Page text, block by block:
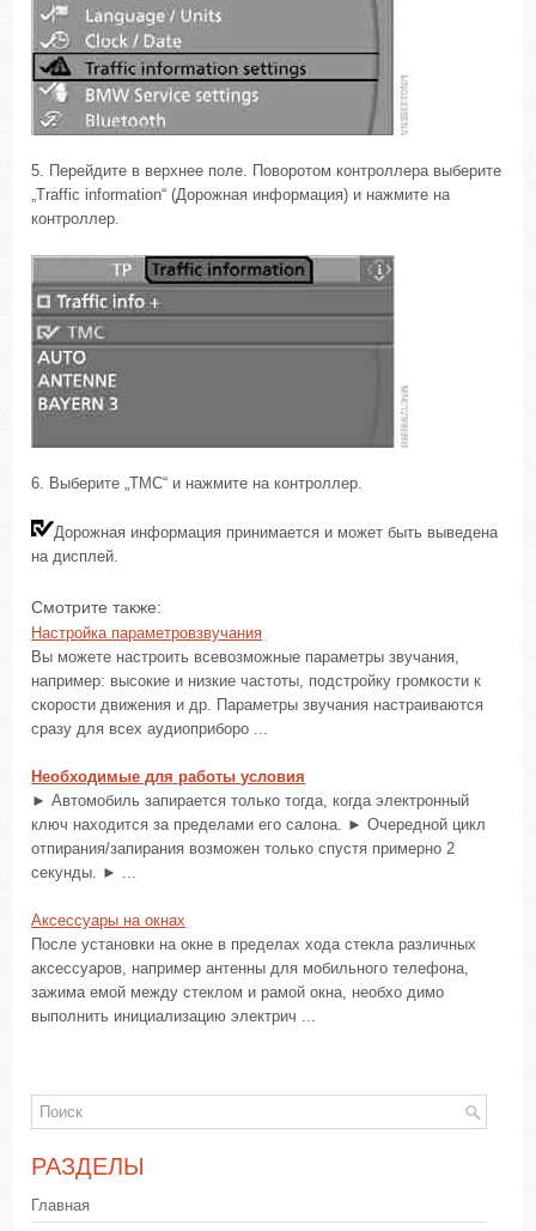
5. Перейдите в верхнее поле. Поворотом контроллера выберите
„Traffic information“ (Дорожная информация) и нажмите на
контроллер.
6. Выберите „TMC“ и нажмите на контроллер.
Дорожная информация принимается и может быть выведена
на дисплей.
Смотрите также:
Настройка параметровзвучания
Вы можете настроить всевозможные параметры звучания,
например: высокие и низкие частоты, подстройку громкости к
скорости движения и др. Параметры звучания настраиваются
сразу для всех аудиоприборо ...
Необходимые для работы условия
► Автомобиль запирается только тогда, когда электронный
ключ находится за пределами его салона. ► Очередной цикл
отпирания/запирания возможен только спустя примерно 2
секунды. ► ...
Аксессуары на окнах
После установки на окне в пределах хода стекла различных
аксессуаров, например антенны для мобильного телефона,
зажима емой между стеклом и рамой окна, необхо димо
выполнить инициализацию электрич ...
РАЗДЕЛЫ
Главная